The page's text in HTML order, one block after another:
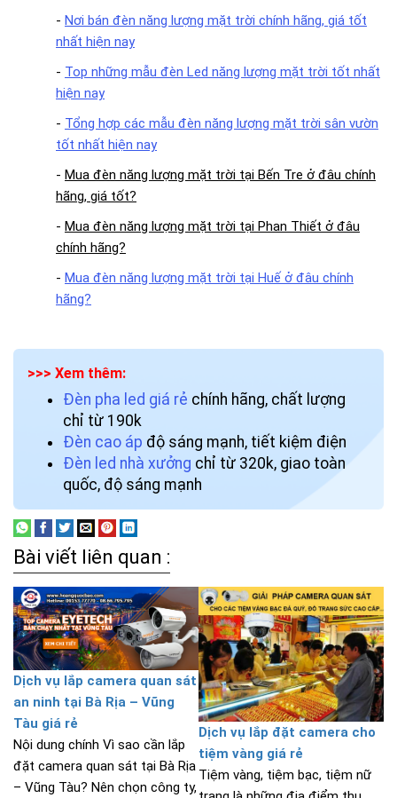
- Nơi bán đèn năng lượng mặt trời chính hãng, giá tốt
nhất hiện nay
- Top những mẫu đèn Led năng lượng mặt trời tốt nhất
hiện nay
- Tổng hợp các mẫu đèn năng lượng mặt trời sân vườn
tốt nhất hiện nay
- Mua đèn năng lượng mặt trời tại Bến Tre ở đâu chính
hãng, giá tốt?
- Mua đèn năng lượng mặt trời tại Phan Thiết ở đâu
chính hãng?
- Mua đèn năng lượng mặt trời tại Huế ở đâu chính
hãng?
>>> Xem thêm:
Đèn pha led giá rẻ chính hãng, chất lượng
chỉ từ 190k
Đèn cao áp độ sáng mạnh, tiết kiệm điện
Đèn led nhà xưởng chỉ từ 320k, giao toàn
quốc, độ sáng mạnh
Bài viết liên quan :
Dịch vụ lắp camera quan sát
an ninh tại Bà Rịa – Vũng
Tàu giá rẻ
Nội dung chính Vì sao cần lắp
đặt camera quan sát tại Bà Rịa
– Vũng Tàu? Nên chọn công ty,
Dịch vụ lắp đặt camera cho
tiệm vàng giá rẻ
Tiệm vàng, tiệm bạc, tiệm nữ